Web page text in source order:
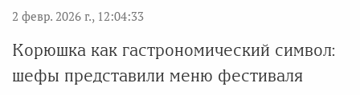
2 февр. 2026 г., 12:04:33
Корюшка как гастрономический символ:
шефы представили меню фестиваля